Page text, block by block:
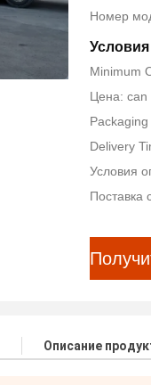
Номер
Minimum
Цена: can
Delivery
Условия
Поставка
Описание